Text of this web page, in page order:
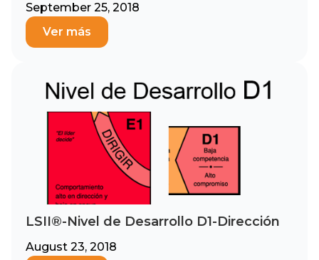
September 25, 2018
Ver más
LSII®-Nivel de Desarrollo D1-Dirección
August 23, 2018